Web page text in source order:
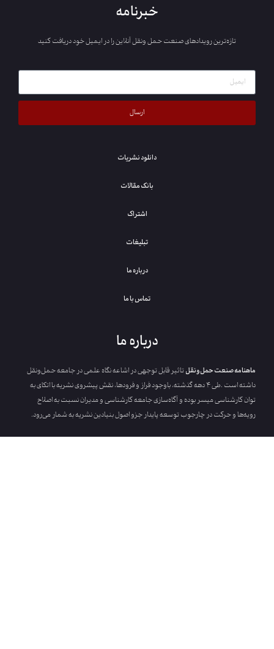
خبرنامه
تازه‌ترین رویدادهای صنعت حمل ونقل آنلاین را در ایمیل خود دریافت کنید
ارسال
دانلود نشریات
بانک مقالات
اشتراک
تبلیغات
درباره ما
تماس با ما
درباره ما
ماهنامه‭ ‬صنعت‭ ‬حمل‌ونقل
‬رویه‌ها‭ ‬و‭ ‬حرکت‭ ‬در‭ ‬چارجوب‭ ‬توسعه‌‭ ‬پایدار‭ ‬جزو‭ ‬اصول‭ ‬بنیادین‭ ‬نشریه‭ ‬به‭ ‬شمار‭ ‬می‌رود‭.